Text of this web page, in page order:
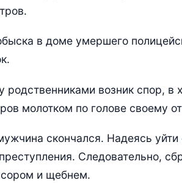
в доме умершего
возник спор, в
молотком по голове своему
скончался. Надеясь уйти
Следовательно,
и щебнем.